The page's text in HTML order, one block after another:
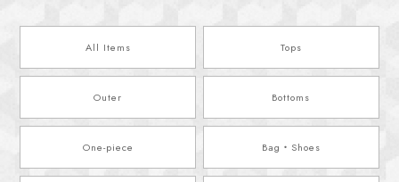
All Items Tops
Outer Bottoms
One-piece Bag・Shoes